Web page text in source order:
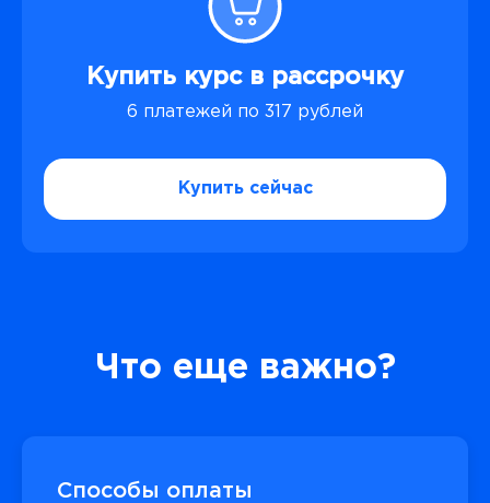
Купить курс в рассрочку
6 платежей по 317 рублей
Купить сейчас
Что еще важно?
Способы оплаты